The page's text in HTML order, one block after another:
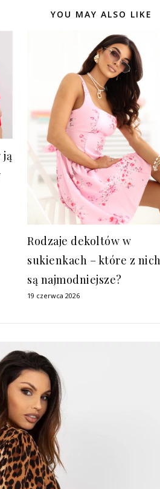
YOU MAY ALSO LIKE
Rodzaje dekoltów w
sukienkach – które z nich
są najmodniejsze?
19 czerwca 2026